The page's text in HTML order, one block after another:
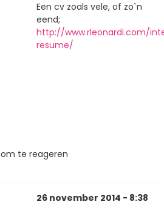
Een cv zoals vele, of zo`n
eend;
http://www.rleonardi.com/
resume/
om te reageren
26 november 2014 - 8:38